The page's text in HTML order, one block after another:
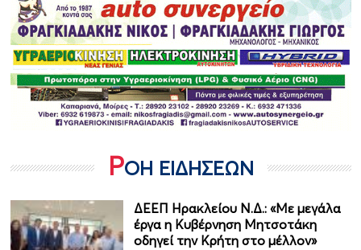
ΡΟΗ ΕΙΔΗΣΕΩΝ
ΔΕΕΠ Ηρακλείου Ν.Δ.: «Με μεγάλα
έργα η Κυβέρνηση Μητσοτάκη
οδηγεί την Κρήτη στο μέλλον»